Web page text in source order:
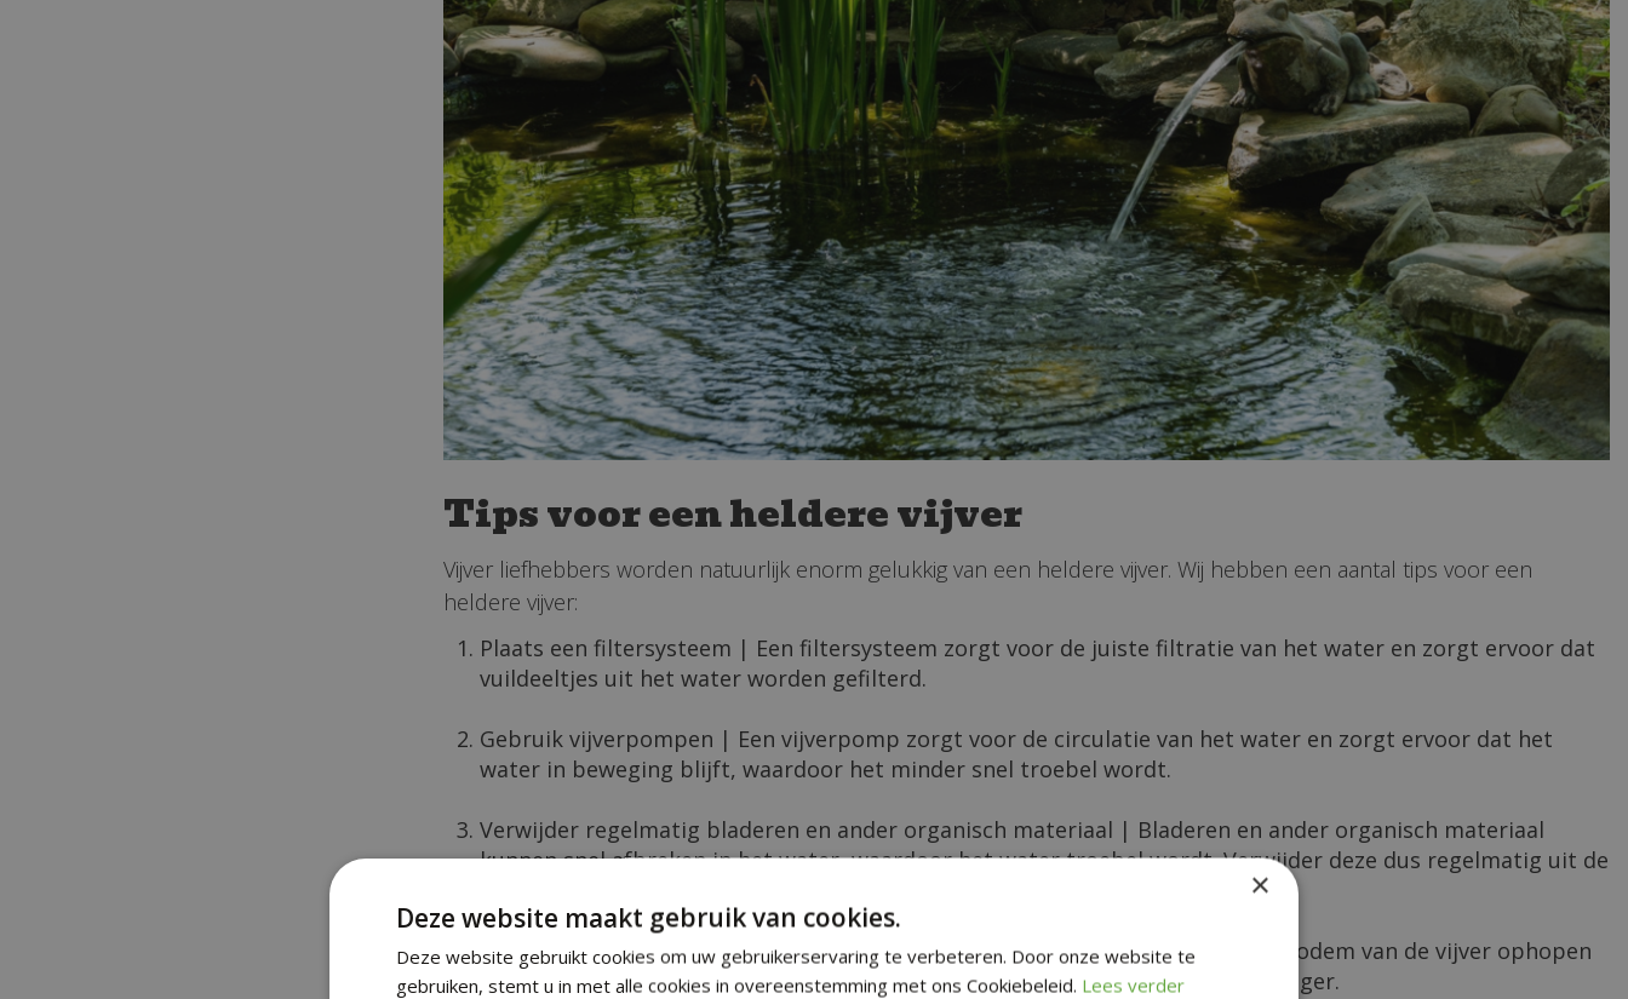
Tips voor een heldere vijver
Vijver liefhebbers worden natuurlijk enorm gelukkig van een heldere vijver. Wij hebben een aantal tips voor een
heldere vijver:
Plaats een filtersysteem | Een filtersysteem zorgt voor de juiste filtratie van het water en zorgt ervoor dat
vuildeeltjes uit het water worden gefilterd.
Gebruik vijverpompen | Een vijverpomp zorgt voor de circulatie van het water en zorgt ervoor dat het
water in beweging blijft, waardoor het minder snel troebel wordt.
Verwijder regelmatig bladeren en ander organisch materiaal | Bladeren en ander organisch materiaal
kunnen snel afbreken in het water, waardoor het water troebel wordt. Verwijder deze dus regelmatig uit de
Verwijder slib van de bodem | Slib en andere afvalstoffen kunnen zich op de bodem van de vijver ophopen
en zorgen voor troebel water. Verwijder deze regelmatig met een vijverstofzuiger.
×
Deze website maakt gebruik van cookies.
Deze website gebruikt cookies om uw gebruikerservaring te verbeteren. Door onze website te
gebruiken, stemt u in met alle cookies in overeenstemming met ons Cookiebeleid. Lees verder